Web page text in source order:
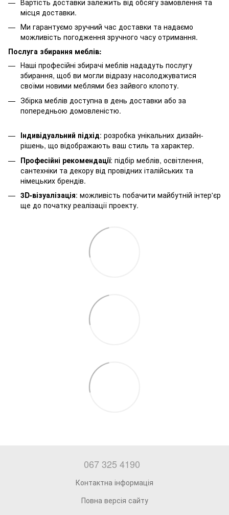
місця доставки.
Ми гарантуємо зручний час доставки та надаємо
можливість погодження зручного часу отримання.
Послуга збирання меблів:
Наші професійні збирачі меблів нададуть послугу
збирання, щоб ви могли відразу насолоджуватися
своїми новими меблями без зайвого клопоту.
Збірка меблів доступна в день доставки або за
попередньою домовленістю.
Індивідуальний підхід: розробка унікальних дизайн-
рішень, що відображають ваш стиль та характер.
Професійні рекомендації: підбір меблів, освітлення,
сантехніки та декору від провідних італійських та
німецьких брендів.
3D-візуалізація: можливість побачити майбутній інтер'єр
ще до початку реалізації проекту.
067 325 4190
Контактна інформація
Повна версія сайту